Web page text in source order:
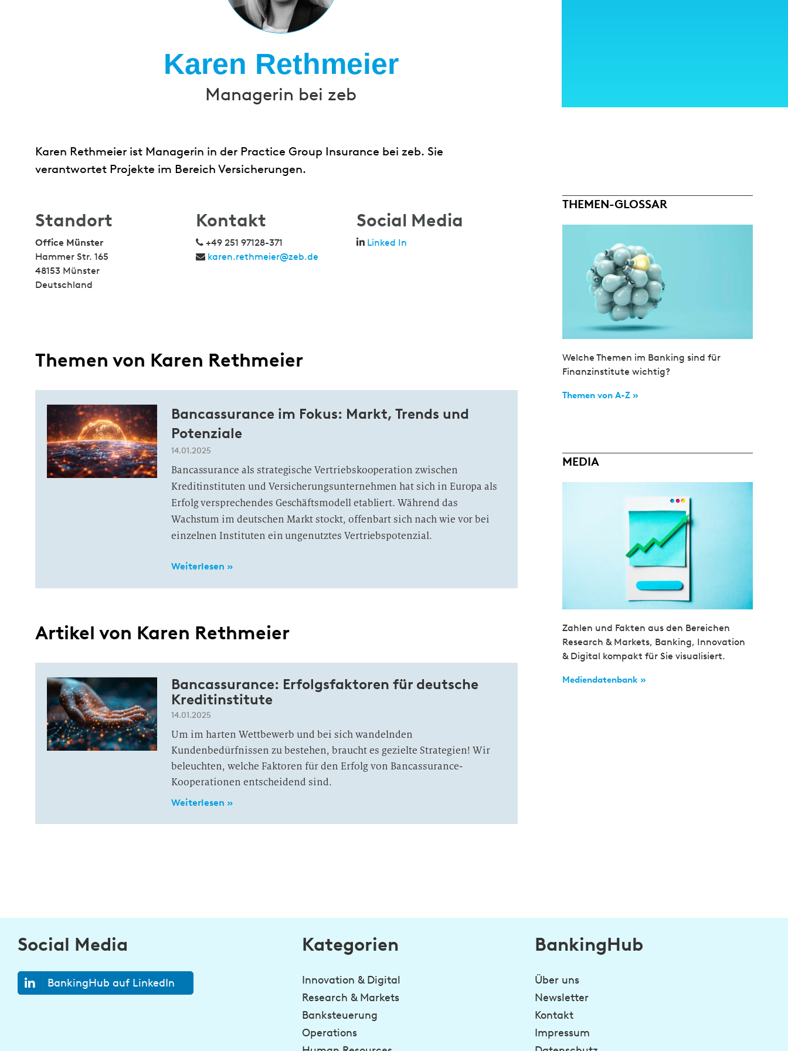
Karen Rethmeier
Managerin bei zeb
Karen Rethmeier ist Managerin in der Practice Group Insurance bei zeb. Sie
verantwortet Projekte im Bereich Versicherungen.
Standort
Office Münster
Hammer Str. 165
48153 Münster
Deutschland
Kontakt
+49 251 97128-371
karen.rethmeier@zeb.de
Social Media
Linked In
Themen von Karen Rethmeier
Bancassurance im Fokus: Markt, Trends und
Potenziale
14.01.2025
Bancassurance als strategische Vertriebskooperation zwischen
Kreditinstituten und Versicherungsunternehmen hat sich in Europa als
Erfolg versprechendes Geschäftsmodell etabliert. Während das
Wachstum im deutschen Markt stockt, offenbart sich nach wie vor bei
einzelnen Instituten ein ungenutztes Vertriebspotenzial.
Weiterlesen »
Artikel von Karen Rethmeier
Bancassurance: Erfolgsfaktoren für deutsche
Kreditinstitute
14.01.2025
Um im harten Wettbewerb und bei sich wandelnden
Kundenbedürfnissen zu bestehen, braucht es gezielte Strategien! Wir
beleuchten, welche Faktoren für den Erfolg von Bancassurance-
Kooperationen entscheidend sind.
Weiterlesen »
THEMEN-GLOSSAR
Welche Themen im Banking sind für
Finanzinstitute wichtig?
Themen von A-Z »
MEDIA
Zahlen und Fakten aus den Bereichen
Research & Markets, Banking, Innovation
& Digital kompakt für Sie visualisiert.
Mediendatenbank »
Social Media
BankingHub auf LinkedIn
Kategorien
Innovation & Digital
Research & Markets
Banksteuerung
Operations
BankingHub
Über uns
Newsletter
Kontakt
Impressum